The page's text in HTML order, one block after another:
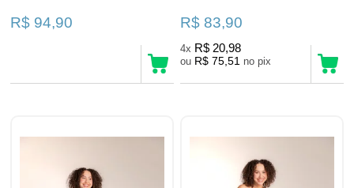
R$ 94,90 R$ 83,90
4x R$ 20,98
ou R$ 75,51 no pix